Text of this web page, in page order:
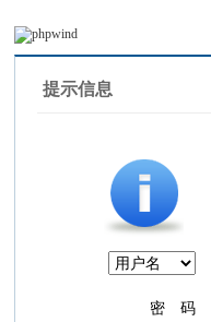
提示信息
密 码